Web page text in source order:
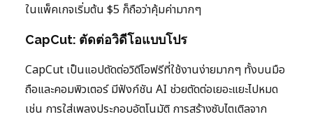
ในแพ็คเกจเริ่มต้น $5 ก็ถือว่าคุ้มค่ามากๆ
CapCut: ตัดต่อวิดีโอแบบโปร
CapCut เป็นแอปตัดต่อวิดีโอฟรีที่ใช้งานง่ายมากๆ ทั้งบนมือ
ถือและคอมพิวเตอร์ มีฟังก์ชัน AI ช่วยตัดต่อเยอะแยะไปหมด
เช่น การใส่เพลงประกอบอัตโนมัติ การสร้างซับไตเติลจาก